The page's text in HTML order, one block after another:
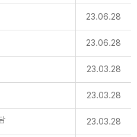
23.06.28
23.06.28
23.03.28
23.03.28
23.03.28
정보주체가 동의하지 않는 경우
달성된 경우에는 지체 없이 복
우에는 해당 개인정보 또는 개